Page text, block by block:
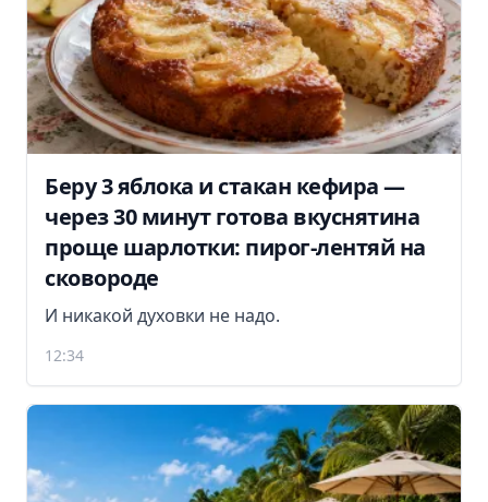
Беру 3 яблока и стакан кефира —
через 30 минут готова вкуснятина
проще шарлотки: пирог-лентяй на
сковороде
И никакой духовки не надо.
12:34